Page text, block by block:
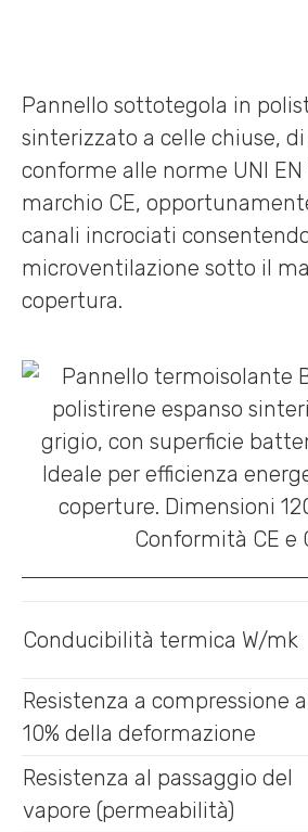
Pannello sottotegola in
sinterizzato a celle chiuse,
conforme alle norme UNI EN
marchio CE,
canali incrociati
microventilazione sotto il
copertura.
Conducibilità termica W/mk
Resistenza a compressione
10% della deformazione
Resistenza al passaggio del
vapore (permeabilità)